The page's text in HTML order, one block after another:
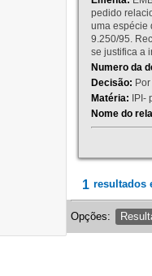
pedido
uma espécie
9.250/95.
se justifica a
Numero da
Decisão:
Matéria: IPI-
Nome do
1 resultados
Opções: